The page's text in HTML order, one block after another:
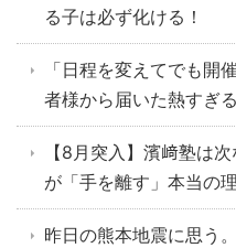
る子は必ず化ける！
「日程を変えてでも開
者様から届いた熱すぎ
【8月突入】濱﨑塾は
が「手を離す」本当の
昨日の熊本地震に思う